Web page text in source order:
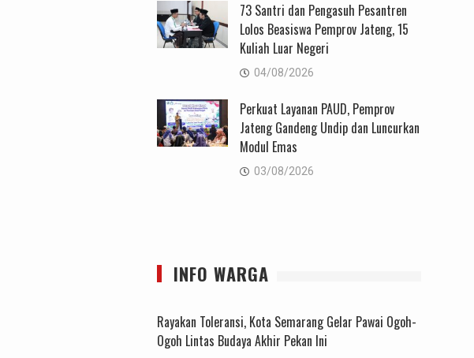
73 Santri dan Pengasuh Pesantren
Lolos Beasiswa Pemprov Jateng, 15
Kuliah Luar Negeri
04/08/2026
Perkuat Layanan PAUD, Pemprov
Jateng Gandeng Undip dan Luncurkan
Modul Emas
03/08/2026
INFO WARGA
Rayakan Toleransi, Kota Semarang Gelar Pawai Ogoh-
Ogoh Lintas Budaya Akhir Pekan Ini